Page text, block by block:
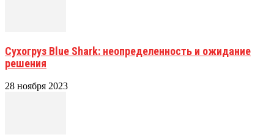
Сухогруз Blue Shark: неопределенность и ожидание
решения
28 ноября 2023